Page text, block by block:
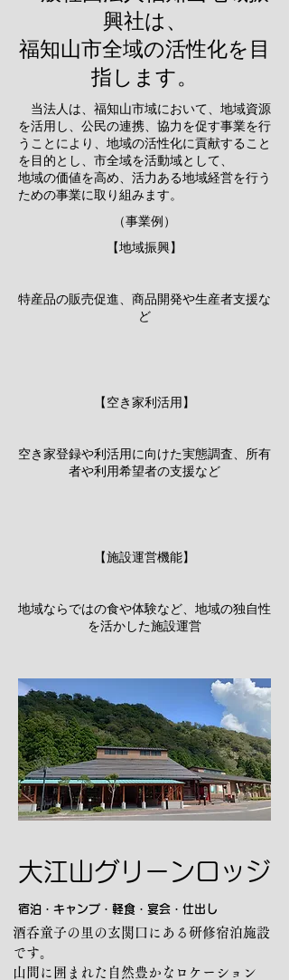
興社は、
​福知山市全域の活性化を目
指します。
当法人は、 福知山市域において、地域資源
を活用し、公民の連携、協力を促す事業を行
うことにより、地域の活性化に貢献すること
を目的とし、市全域を活動域として、
地域の価値を高め、活力ある地域経営を行う
ための事業に取り組みます。
（事業例）
​【地域振興】
特産品の販売促進、商品開発や生産者支援な
ど
【空き家利活用】
空き家登録や利活用に向けた実態調査、所有
者や利用希望者の支援など
【施設運営機能】
​地域ならではの食や体験など、地域の独自性
を活かした施設運営
大江山グリーンロッジ
宿泊・キャンプ・軽食・宴会・仕出し
酒呑童子の里の玄関口にある研修宿泊施設
です。
山間に囲まれた自然豊かなロケーション